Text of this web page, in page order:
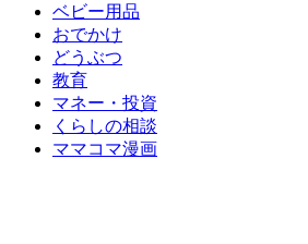
ベビー用品
おでかけ
どうぶつ
教育
マネー・投資
くらしの相談
ママコマ漫画